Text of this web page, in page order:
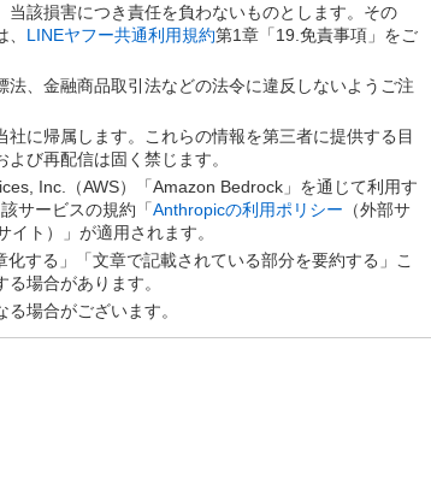
該損害につき責任を負わないものとします。その
LINEヤフー共通利用規約第1章「19.免責事項」をご
、金融商品取引法などの法令に違反しないようご注
に帰属します。これらの情報を第三者に提供する目
び再配信は固く禁じます。
Inc.（AWS）「Amazon Bedrock」を通じて利用す
サービスの規約「Anthropicの利用ポリシー （外部サ
イト）」が適用されます。
する」「文章で記載されている部分を要約する」こ
場合があります。
場合がございます。